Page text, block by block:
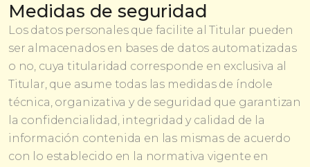
Medidas de seguridad
Los datos personales que facilite al Titular pueden
ser almacenados en bases de datos automatizadas
o no, cuya titularidad corresponde en exclusiva al
Titular, que asume todas las medidas de índole
técnica, organizativa y de seguridad que garantizan
la confidencialidad, integridad y calidad de la
información contenida en las mismas de acuerdo
con lo establecido en la normativa vigente en